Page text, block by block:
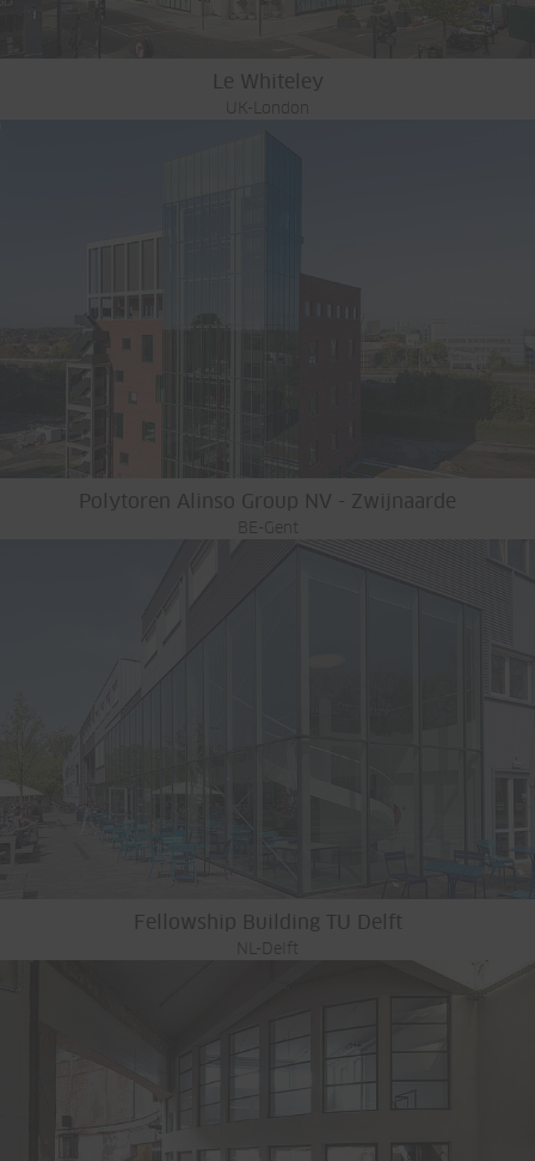
Le Whiteley
UK-London
Polytoren Alinso Group NV - Zwijnaarde
BE-Gent
Fellowship Building TU Delft
NL-Delft